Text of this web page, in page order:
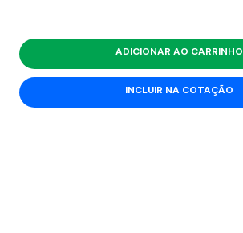
ADICIONAR AO CARRINHO
INCLUIR NA COTAÇÃO